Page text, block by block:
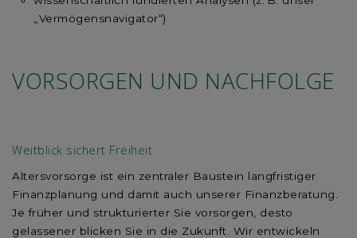
„Vermögensnavigator“)
VORSORGEN UND NACHFOLGE
Weitblick sichert Freiheit
Altersvorsorge ist ein zentraler Baustein langfristiger
Finanzplanung und damit auch unserer Finanzberatung.
Je früher und strukturierter Sie vorsorgen, desto
gelassener blicken Sie in die Zukunft. Wir entwickeln